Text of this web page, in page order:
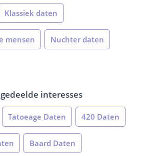
Klassiek daten
mensen Nuchter daten
interesses
Tatoeage Daten 420 Daten
Baard Daten